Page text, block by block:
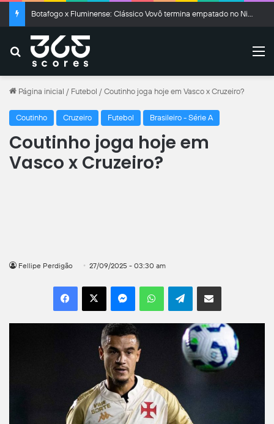
Botafogo x Fluminense: Clássico Vovô termina empatado no Nilton Santos
Buscar
Página inicial / Futebol / Coutinho joga hoje em Vasco x Cruzeiro?
Coutinho Cruzeiro Futebol Brasileiro - Série A
Coutinho joga hoje em
Vasco x Cruzeiro?
Fellipe Perdigão 27/09/2025 - 03:30 am
Facebook
X MessengerWhatsAppTelegramCompartilhar por e-mail